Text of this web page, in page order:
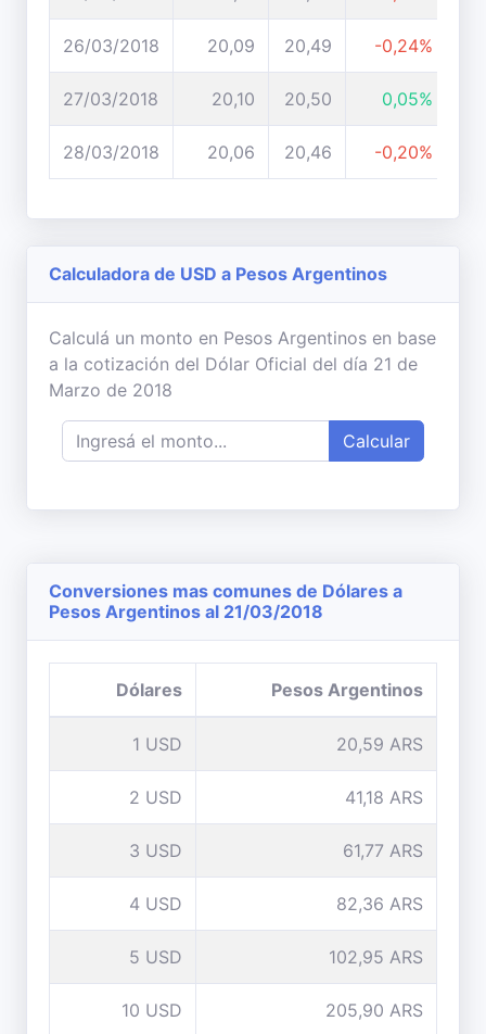
26/03/2018 20,09 20,49 -0,24%
27/03/2018 20,10 20,50 0,05%
28/03/2018 20,06 20,46 -0,20%
Calculadora de USD a Pesos Argentinos
Calculá un monto en Pesos Argentinos en base
a la cotización del Dólar Oficial del día 21 de
Marzo de 2018
Calcular
Conversiones mas comunes de Dólares a
Pesos Argentinos al 21/03/2018
Dólares Pesos Argentinos
1 USD 20,59 ARS
2 USD 41,18 ARS
3 USD 61,77 ARS
4 USD 82,36 ARS
5 USD 102,95 ARS
10 USD 205,90 ARS